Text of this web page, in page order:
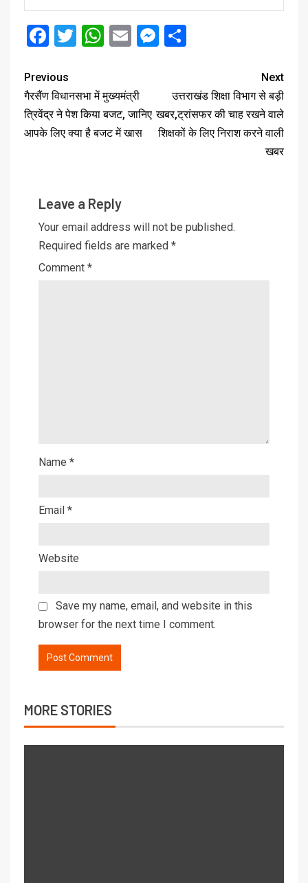
Facebook
Twitter
WhatsApp
EmailMessenger
Previous
गैरसैंण विधानसभा में मुख्यमंत्री
त्रिवेंद्र ने पेश किया बजट, जानिए
आपके लिए क्या है बजट में खास
Next
उत्तराखंड शिक्षा विभाग से बड़ी
खबर,ट्रांसफर की चाह रखने वाले
शिक्षकों के लिए निराश करने वाली
खबर
Leave a Reply
Your email address will not be published.
Required fields are marked *
Comment *
Name *
Email *
Website
Save my name, email, and website in this
browser for the next time I comment.
MORE STORIES